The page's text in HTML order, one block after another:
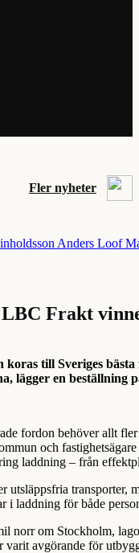
Fler nyheter
Frakt
till Sveriges
lägger en beställning
fordon behöver allt
och
laddning – från
utsläppsfria transporter,
i laddning för både
norr om Stockholm,
varit avgörande för